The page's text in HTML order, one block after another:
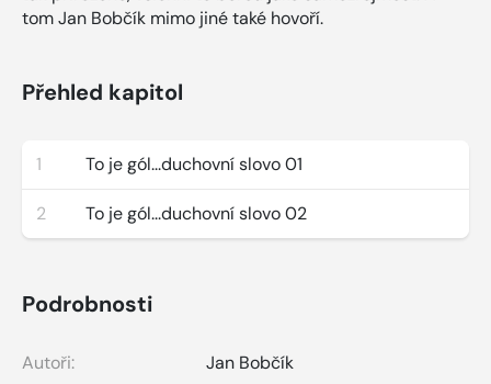
tom Jan Bobčík mimo jiné také hovoří.
Přehled kapitol
1 To je gól...duchovní slovo 01
2 To je gól...duchovní slovo 02
Podrobnosti
Autoři:
Jan Bobčík